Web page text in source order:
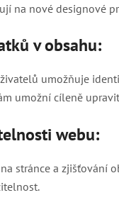
na nové designové
v obsahu:
umožňuje
umožní cíleně
webu:
stránce a zjišťování